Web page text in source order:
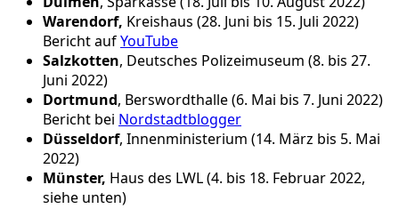
Warendorf, Kreishaus (28. Juni bis 15. Juli 2022)
Bericht aufYouTube
Salzkotten, Deutsches Polizeimuseum (8. bis 27.
Juni 2022)
Dortmund, Berswordthalle (6. Mai bis 7. Juni 2022)
Bericht bei Nordstadtblogger
Düsseldorf, Innenministerium (14. März bis 5. Mai
2022)
Münster, Haus des LWL (4. bis 18. Februar 2022,
siehe unten)